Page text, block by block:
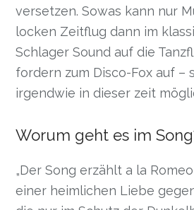
versetzen. Sowas kann nur
locken Zeitflug dann im
Schlager Sound auf die
fordern zum Disco-Fox auf –
irgendwie in dieser zeit
Worum geht es im
„Der Song erzählt a la
einer heimlichen Liebe